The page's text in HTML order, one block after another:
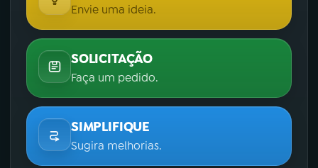
Envie uma ideia.
SOLICITAÇÃO
Faça um pedido.
SIMPLIFIQUE
Sugira melhorias.